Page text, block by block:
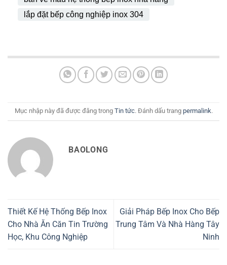
lắp đặt bếp công nghiệp inox 304
Mục nhập này đã được đăng trong Tin tức. Đánh dấu trang permalink.
BAOLONG
Thiết Kế Hệ Thống Bếp Inox
Cho Nhà Ăn Căn Tin Trường
Học, Khu Công Nghiệp
Giải Pháp Bếp Inox Cho Bếp
Trung Tâm Và Nhà Hàng Tây
Ninh